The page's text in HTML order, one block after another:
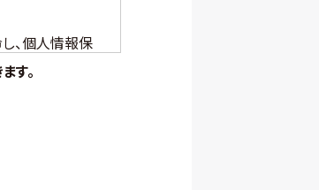
、個人情報保
。
す。